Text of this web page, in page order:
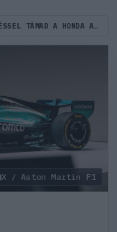
VÁRATLAN MOTORFEJLESZTÉSSEL TÁMAD A HONDA A MONACÓI UTCÁKON
X / Aston Martin F1